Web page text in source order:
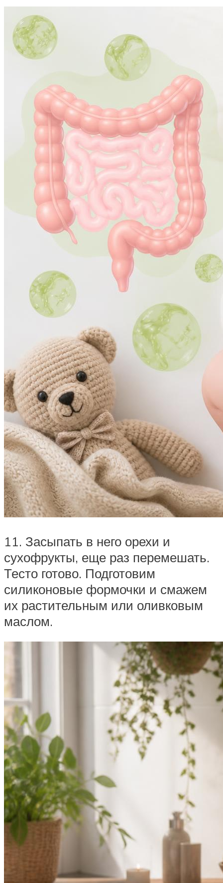
11. Засыпать в него орехи и
сухофрукты, еще раз перемешать.
Тесто готово. Подготовим
силиконовые формочки и смажем
их растительным или оливковым
маслом.